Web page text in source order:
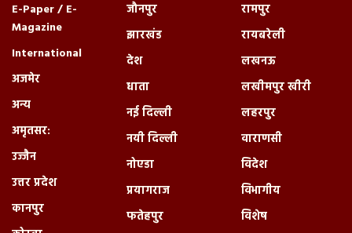
E-Paper / E-
Magazine
International
अजमेर
अन्य
अमृतसर:
उज्जैन
उत्तर प्रदेश
कानपुर
जौनपुर
झारखंड
देश
धाता
नई दिल्ली
नयी दिल्ली
नोएडा
प्रयागराज
फतेहपुर
रामपुर
रायबरेली
लखनऊ
लखीमपुर खीरी
लहरपुर
वाराणसी
विदेश
विभागीय
विशेष